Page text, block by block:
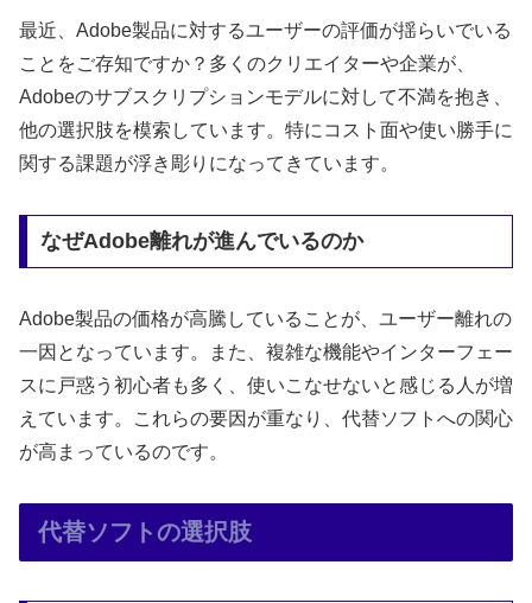
最近、Adobe製品に対するユーザーの評価が揺らいでいる
ことをご存知ですか？多くのクリエイターや企業が、
Adobeのサブスクリプションモデルに対して不満を抱き、
他の選択肢を模索しています。特にコスト面や使い勝手に
関する課題が浮き彫りになってきています。
なぜAdobe離れが進んでいるのか
Adobe製品の価格が高騰していることが、ユーザー離れの
一因となっています。また、複雑な機能やインターフェー
スに戸惑う初心者も多く、使いこなせないと感じる人が増
えています。これらの要因が重なり、代替ソフトへの関心
が高まっているのです。
代替ソフトの選択肢